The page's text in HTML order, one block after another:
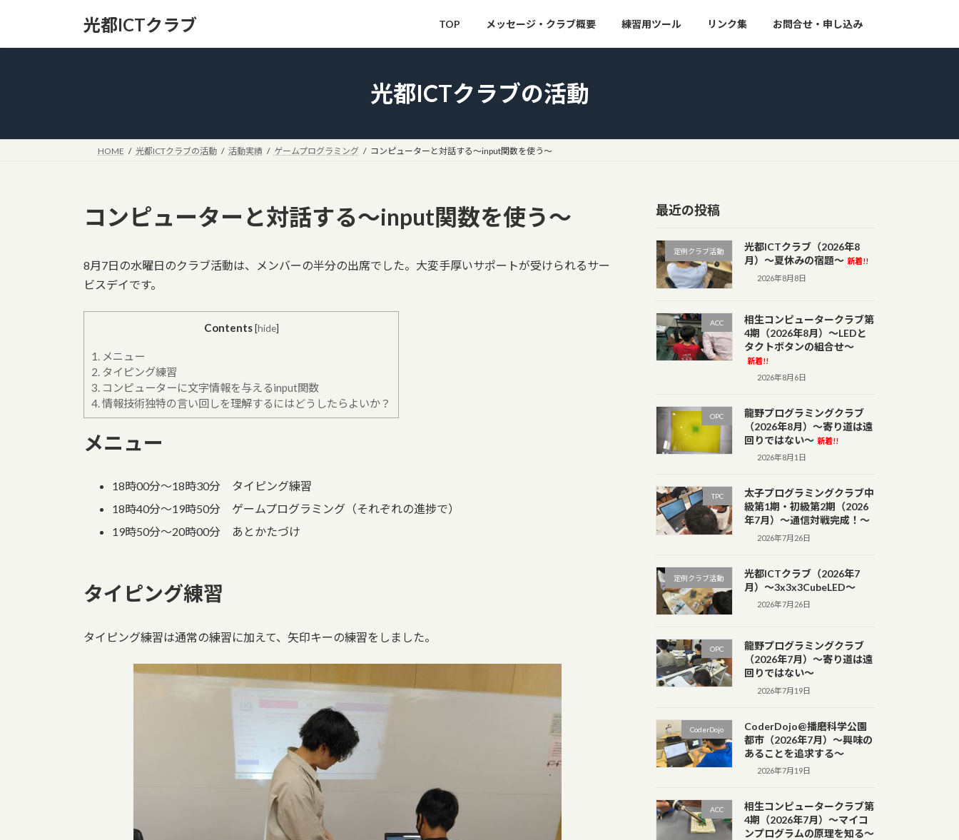
光都ICTクラブ TOP メッセージ・クラブ概要 練習用ツール リンク集 お問合せ・申し込み
光都ICTクラブの活動
HOME 光都ICTクラブの活動 活動実績 ゲームプログラミング コンピューターと対話する～input関数を使う～
コンピューターと対話する～input関数を使う～
8月7日の水曜日のクラブ活動は、メンバーの半分の出席でした。大変手厚いサポートが受けられるサー
ビスデイです。
Contents [hide]
1. メニュー
2. タイピング練習
3. コンピューターに文字情報を与えるinput関数
4.情報技術独特の言い回しを理解するにはどうしたらよいか？
メニュー
18時00分～18時30分 タイピング練習
18時40分～19時50分 ゲームプログラミング（それぞれの進捗で）
19時50分～20時00分 あとかたづけ
タイピング練習
タイピング練習は通常の練習に加えて、矢印キーの練習をしました。
最近の投稿
定例クラブ活動
光都ICTクラブ（2026年8
月）～夏休みの宿題～ 新着!!
2026年8月8日
ACC
相生コンピュータークラブ第
4期（2026年8月）～LEDと
タクトボタンの組合せ～
新着!!
2026年8月6日
OPC
龍野プログラミングクラブ
（2026年8月）～寄り道は遠
回りではない～ 新着!!
2026年8月1日
TPC
太子プログラミングクラブ中
級第1期・初級第2期（2026
年7月）～通信対戦完成！～
2026年7月26日
定例クラブ活動
光都ICTクラブ（2026年7
月）～3x3x3CubeLED～
2026年7月26日
OPC
龍野プログラミングクラブ
（2026年7月）～寄り道は遠
回りではない～
2026年7月19日
CoderDojo
CoderDojo@播磨科学公園
都市（2026年7月）～興味の
あることを追求する～
2026年7月19日
ACC
相生コンピュータークラブ第
4期（2026年7月）～マイコ
ンプログラムの原理を知る～